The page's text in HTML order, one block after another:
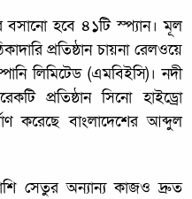
বসানো হবে ৪১টি স্প্যান। মূল
প্রতিষ্ঠান চায়না রেলওয়ে
লিমিটেড (এমবিইসি)। নদী
প্রতিষ্ঠান সিনো হাইড্রো
করেছে বাংলাদেশের আব্দুল
সেতুর অন্যান্য কাজও দ্রুত